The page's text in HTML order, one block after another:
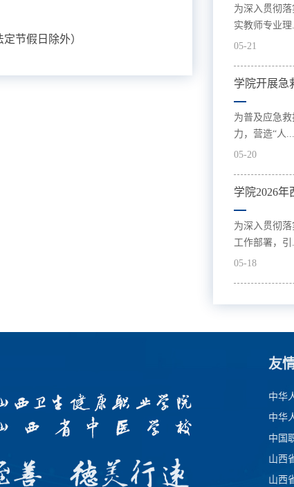
节假日除外）
为深入贯彻
实教师专业理
05-21
学院开展急
为普及应急
力，营造“人...
05-20
学院2026年
为深入贯彻
工作部署，引
05-18
友
中华
中华
中国
山西
山西